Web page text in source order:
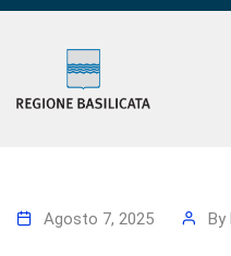
Agosto 7, 2025 By